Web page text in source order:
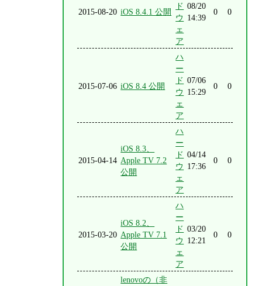
2015-08-20 iOS 8.4.1 公開
ド
ウ
ェ
ア
08/20
14:39
0 0
2015-07-06 iOS 8.4 公開
ハ
ー
ド
ウ
ェ
ア
07/06
15:29
0 0
2015-04-14
iOS 8.3、
Apple TV 7.2
公開
ハ
ー
ド
ウ
ェ
ア
04/14
17:36
0 0
2015-03-20
iOS 8.2、
Apple TV 7.1
公開
ハ
ー
ド
ウ
ェ
ア
03/20
12:21
0 0
lenovoの（非